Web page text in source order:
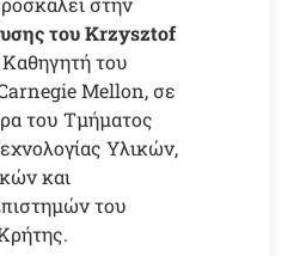
του Krzysztof
Καθηγητή του
Mellon, σε
του Τμήματος
Υλικών,
και
του